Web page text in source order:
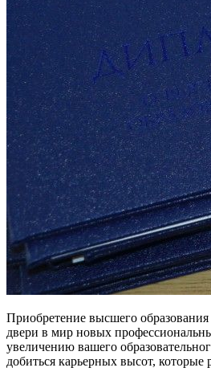
Приобретение высшего
двери в мир новых
увеличению вашего
добиться карьерных высот,